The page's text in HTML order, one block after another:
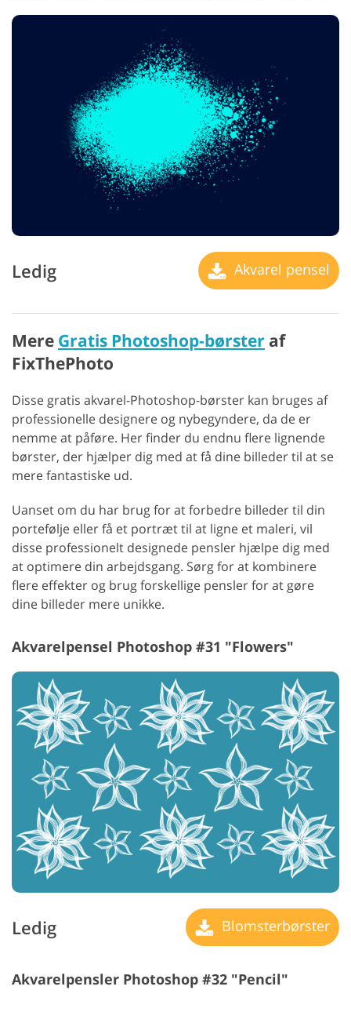
Ledig Akvarel pensel
Mere Gratis Photoshop-børster af
FixThePhoto
Disse gratis akvarel-Photoshop-børster kan bruges af
professionelle designere og nybegyndere, da de er
nemme at påføre. Her finder du endnu flere lignende
børster, der hjælper dig med at få dine billeder til at se
mere fantastiske ud.
Uanset om du har brug for at forbedre billeder til din
portefølje eller få et portræt til at ligne et maleri, vil
disse professionelt designede pensler hjælpe dig med
at optimere din arbejdsgang. Sørg for at kombinere
flere effekter og brug forskellige pensler for at gøre
dine billeder mere unikke.
Akvarelpensel Photoshop #31 "Flowers"
Ledig Blomsterbørster
Akvarelpensler Photoshop #32 "Pencil"